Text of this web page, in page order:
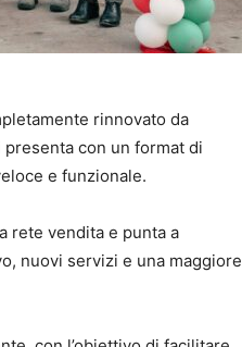
rinnovato da
con un format di
e funzionale.
rete vendita e punta a
nuovi servizi e una maggiore